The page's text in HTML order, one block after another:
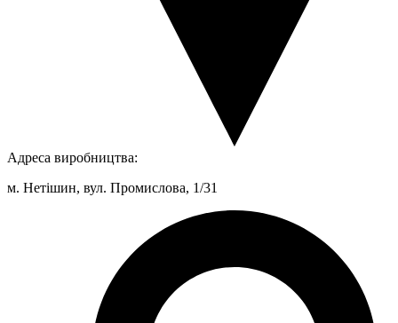
Адреса виробництва:
м. Нетішин, вул. Промислова, 1/31